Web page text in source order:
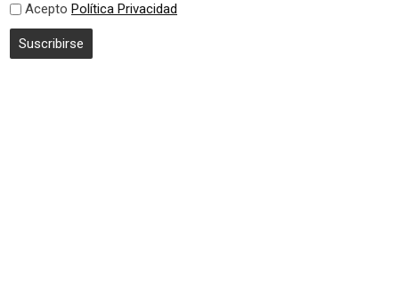
Acepto Política Privacidad